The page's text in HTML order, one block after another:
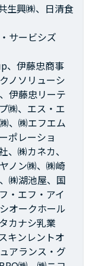
生興㈱、日清食
サービシズ
、伊藤忠商事
ノソリューシ
伊藤忠リーテ
㈱、エス・エ
、㈱エフエム
ポレーショ
、㈱カネカ、
ノン㈱、㈱崎
㈱湖池屋、国
・エフ・アイ
オークホール
カナシ乳業
キンレントオ
アランス・グ